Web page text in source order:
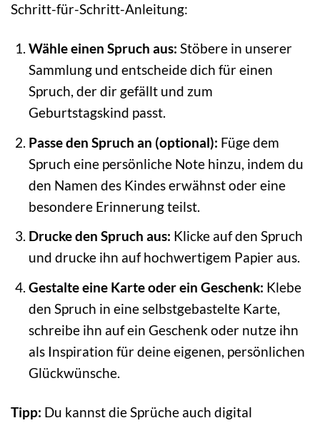
Schritt-für-Schritt-Anleitung:
Wähle einen Spruch aus: Stöbere in unserer
Sammlung und entscheide dich für einen
Spruch, der dir gefällt und zum
Geburtstagskind passt.
Passe den Spruch an (optional): Füge dem
Spruch eine persönliche Note hinzu, indem du
den Namen des Kindes erwähnst oder eine
besondere Erinnerung teilst.
Drucke den Spruch aus: Klicke auf den Spruch
und drucke ihn auf hochwertigem Papier aus.
Gestalte eine Karte oder ein Geschenk: Klebe
den Spruch in eine selbstgebastelte Karte,
schreibe ihn auf ein Geschenk oder nutze ihn
als Inspiration für deine eigenen, persönlichen
Glückwünsche.
Tipp: Du kannst die Sprüche auch digital